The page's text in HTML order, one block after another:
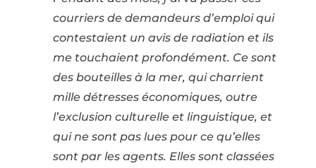
courriers de demandeurs d’emploi qui
contestaient un avis de radiation et ils
me touchaient profondément. Ce sont
des bouteilles à la mer, qui charrient
mille détresses économiques, outre
l’exclusion culturelle et linguistique, et
qui ne sont pas lues pour ce qu’elles
sont par les agents. Elles sont classées